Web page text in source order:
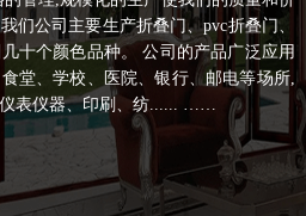
们公司主要生产折叠门、pvc折叠门、
十个颜色品种。 公司的产品广泛应用
堂、学校、医院、银行、邮电等场所,
表仪器、印刷、纺...... ……